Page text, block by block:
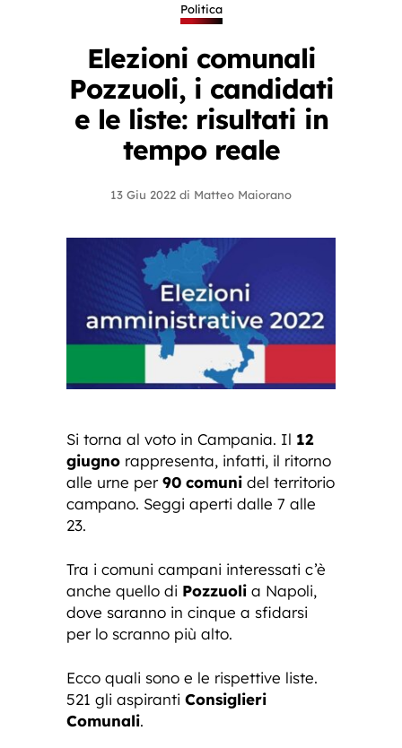
Politica
Elezioni comunali
Pozzuoli, i candidati
e le liste: risultati in
tempo reale
13 Giu 2022 di Matteo Maiorano
Si torna al voto in Campania. Il 12
giugno rappresenta, infatti, il ritorno
alle urne per90 comuni del territorio
campano. Seggi aperti dalle 7 alle
23.
Tra i comuni campani interessati c’è
anche quello di Pozzuoli a Napoli,
dove saranno in cinque a sfidarsi
per lo scranno più alto.
Ecco quali sono e le rispettive liste.
521 gli aspiranti Consiglieri
Comunali.